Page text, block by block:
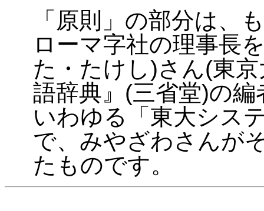
「原則」の部分は、
ローマ字社の理事長
た・たけし)さん(東
語辞典』(三省堂)の
いわゆる「東大シス
で、みやざわさんが
たものです。